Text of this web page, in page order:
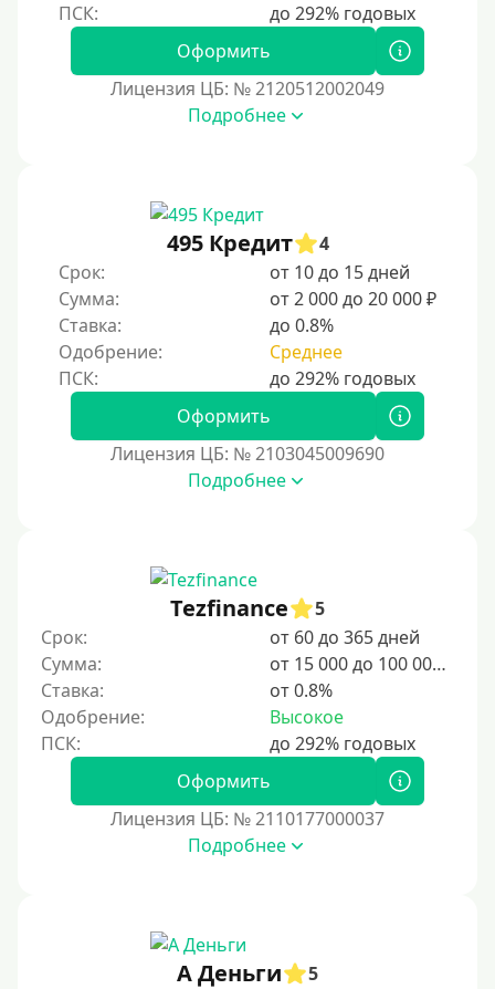
На телефон
Бесплатно и без обязательств
Без звонков и проверок
Онлайн круглосуточно
На карту круглосуточно
Деньги в долг
В долг на карту
Срок
2 недели
15 дней
20 дней
21 день
На месяц
30 дней без процентов
Оформить
Лицензия ЦБ: № 2120512002049
Подробнее
495 Кредит
4
Срок:
от 10 до 15 дней
Сумма:
от 2 000 до 20 000 ₽
Ставка:
до 0.8%
Одобрение:
Среднее
Оформить
Лицензия ЦБ: № 2103045009690
Подробнее
Tezfinance
5
Срок:
от 60 до 365 дней
Сумма:
от 15 000 до 100 000 ₽
Ставка:
от 0.8%
Одобрение:
Высокое
Оформить
Лицензия ЦБ: № 2110177000037
Подробнее
А Деньги
5